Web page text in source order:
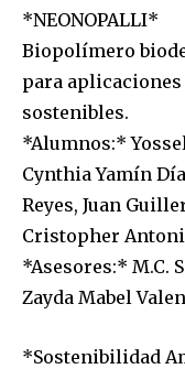
*NEONOPALLI*
Biopolímero
para
sostenibles.
*Alumnos:*
Cynthia Yamín
Reyes, Juan
Cristopher
*Asesores:* M.C.
Zayda Mabel
*Sostenibilidad